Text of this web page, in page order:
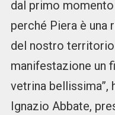
dal primo
perché Piera è una
del nostro
manifestazione un
vetrina bellissima”,
Ignazio Abbate,